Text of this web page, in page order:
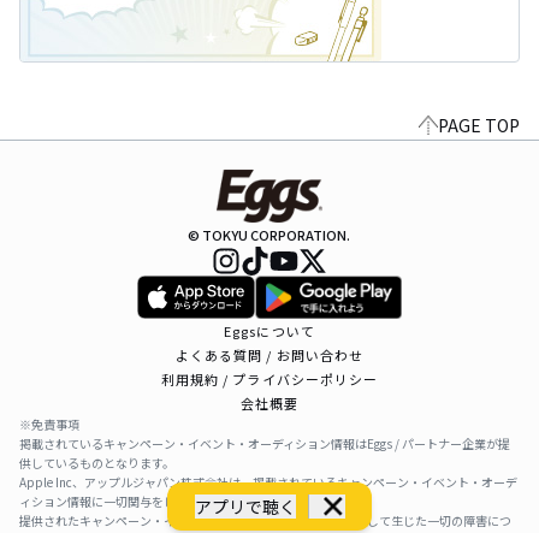
アプリで聴く
PAGE TOP
© TOKYU CORPORATION.
Eggsについて
よくある質問 / お問い合わせ
利用規約 / プライバシーポリシー
会社概要
※免責事項
掲載されているキャンペーン・イベント・オーディション情報はEggs / パートナー企業が提
供しているものとなります。
Apple Inc、アップルジャパン株式会社は、掲載されているキャンペーン・イベント・オーデ
ィション情報に一切関与をしておりません。
提供されたキャンペーン・イベント・オーディション情報を利用して生じた一切の障害につ